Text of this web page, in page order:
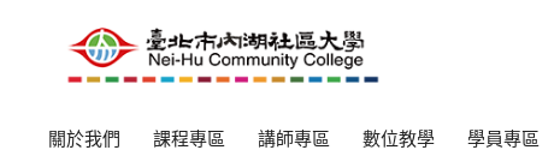
關於我們 課程專區 講師專區 數位教學 學員專區